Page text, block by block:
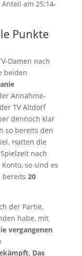
am 25:14-
Punkte
Damen nach
beiden
Annahme-
TV Altdorf
dennoch klar
so bereits den
Hatten die
nach
so sind es
bereits 20
der Partie,
habe, mit
vergangenen
Das